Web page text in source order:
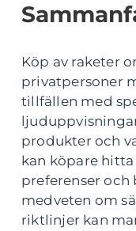
Köp av raketer
privatpersoner
tillfällen med
produkter och
kan köpare hitta
preferenser och
medveten om
riktlinjer kan